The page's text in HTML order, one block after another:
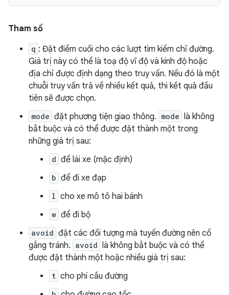
Tham số
q : Đặt điểm cuối cho các lượt tìm kiếm chỉ đường.
Giá trị này có thể là toạ độ vĩ độ và kinh độ hoặc
địa chỉ được định dạng theo truy vấn. Nếu đó là một
chuỗi truy vấn trả về nhiều kết quả, thì kết quả đầu
tiên sẽ được chọn.
mode đặt phương tiện giao thông. mode là không
bắt buộc và có thể được đặt thành một trong
những giá trị sau:
d để lái xe (mặc định)
b để đi xe đạp
l cho xe mô tô hai bánh
w để đi bộ
avoid đặt các đối tượng mà tuyến đường nên cố
gắng tránh. avoid là không bắt buộc và có thể
được đặt thành một hoặc nhiều giá trị sau:
t cho phí cầu đường